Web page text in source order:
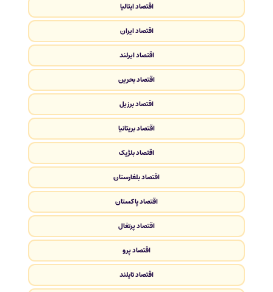
اقتصاد ایتالیا
اقتصاد ایران
اقتصاد ایرلند
اقتصاد بحرین
اقتصاد برزیل
اقتصاد بریتانیا
اقتصاد بلژیک
اقتصاد بلغارستان
اقتصاد پاکستان
اقتصاد پرتغال
اقتصاد پرو
اقتصاد تایلند